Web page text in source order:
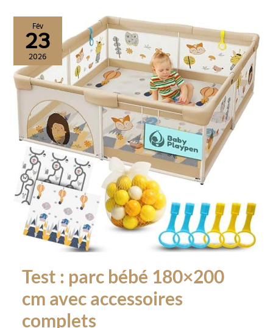
Fév
23
2026
Test : parc bébé 180×200
cm avec accessoires
complets